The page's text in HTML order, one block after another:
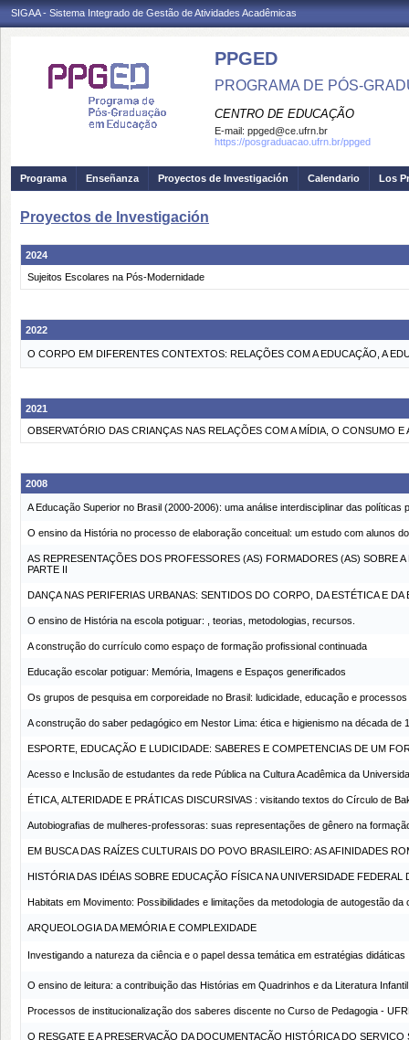
SIGAA - Sistema Integrado de Gestão de Atividades Acadêmicas
PPGED
PROGRAMA DE PÓS-
CENTRO DE EDUCAÇÃO
E-mail: ppged@ce.ufrn.br
https://posgraduacao.ufrn.br/ppged
Programa Enseñanza Proyectos de Investigación Calendario Los
Proyectos de Investigación
2024
Sujeitos Escolares na Pós-Modernidade
2022
O CORPO EM DIFERENTES CONTEXTOS: RELAÇÕES COM A EDUCAÇÃO, A
2021
OBSERVATÓRIO DAS CRIANÇAS NAS RELAÇÕES COM A MÍDIA, O CONSUMO E
2008
A Educação Superior no Brasil (2000-2006): uma análise interdisciplinar das
O ensino da História no processo de elaboração conceitual: um estudo com alunos
AS REPRESENTAÇÕES DOS PROFESSORES (AS) FORMADORES (AS) SOBRE
PARTE II
DANÇA NAS PERIFERIAS URBANAS: SENTIDOS DO CORPO, DA ESTÉTICA E DA
O ensino de História na escola potiguar: , teorias, metodologias, recursos.
A construção do currículo como espaço de formação profissional continuada
Educação escolar potiguar: Memória, Imagens e Espaços generificados
Os grupos de pesquisa em corporeidade no Brasil: ludicidade, educação e
A construção do saber pedagógico em Nestor Lima: ética e higienismo na década de
ESPORTE, EDUCAÇÃO E LUDICIDADE: SABERES E COMPETENCIAS DE UM
Acesso e Inclusão de estudantes da rede Pública na Cultura Acadêmica da
ÉTICA, ALTERIDADE E PRÁTICAS DISCURSIVAS : visitando textos do Círculo de
Autobiografias de mulheres-professoras: suas representações de gênero na
EM BUSCA DAS RAÍZES CULTURAIS DO POVO BRASILEIRO: AS AFINIDADES
HISTÓRIA DAS IDÉIAS SOBRE EDUCAÇÃO FÍSICA NA UNIVERSIDADE
Habitats em Movimento: Possibilidades e limitações da metodologia de autogestão
ARQUEOLOGIA DA MEMÓRIA E COMPLEXIDADE
Investigando a natureza da ciência e o papel dessa temática em estratégias didáticas
O ensino de leitura: a contribuição das Histórias em Quadrinhos e da Literatura
Processos de institucionalização dos saberes discente no Curso de Pedagogia -
O RESGATE E A PRESERVAÇÃO DA DOCUMENTAÇÃO HISTÓRICA DO SERVIÇO